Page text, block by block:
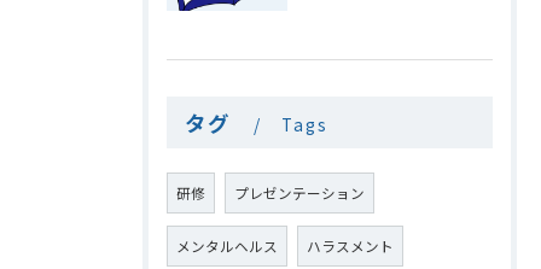
タグ Tags
研修 プレゼンテーション
メンタルヘルス ハラスメント